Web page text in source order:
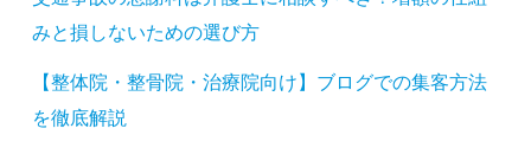
みと損しないための選び方
【整体院・整骨院・治療院向け】ブログでの集客方法
を徹底解説